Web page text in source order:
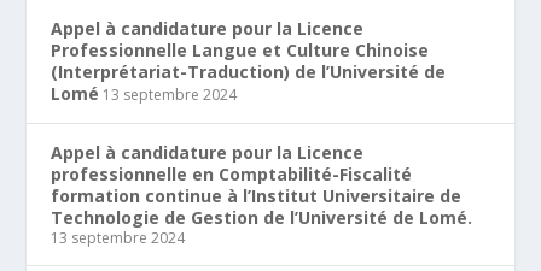
Appel à candidature pour la Licence
Professionnelle Langue et Culture Chinoise
(Interprétariat-Traduction) de l’Université de
Lomé 13 septembre 2024
Appel à candidature pour la Licence
professionnelle en Comptabilité-Fiscalité
formation continue à l’Institut Universitaire de
Technologie de Gestion de l’Université de Lomé.
13 septembre 2024